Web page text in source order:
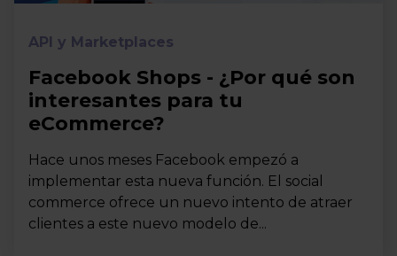
API y Marketplaces
Facebook Shops - ¿Por qué son
interesantes para tu
eCommerce?
Hace unos meses Facebook empezó a
implementar esta nueva función. El social
commerce ofrece un nuevo intento de atraer
clientes a este nuevo modelo de...